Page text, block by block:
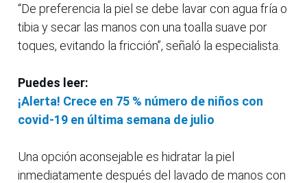
“De preferencia la piel se debe lavar con agua fría o
tibia y secar las manos con una toalla suave por
toques, evitando la fricción”, señaló la especialista.
Puedes leer:
¡Alerta! Crece en 75 % número de niños con
covid-19 en última semana de julio
Una opción aconsejable es hidratar la piel
inmediatamente después del lavado de manos con